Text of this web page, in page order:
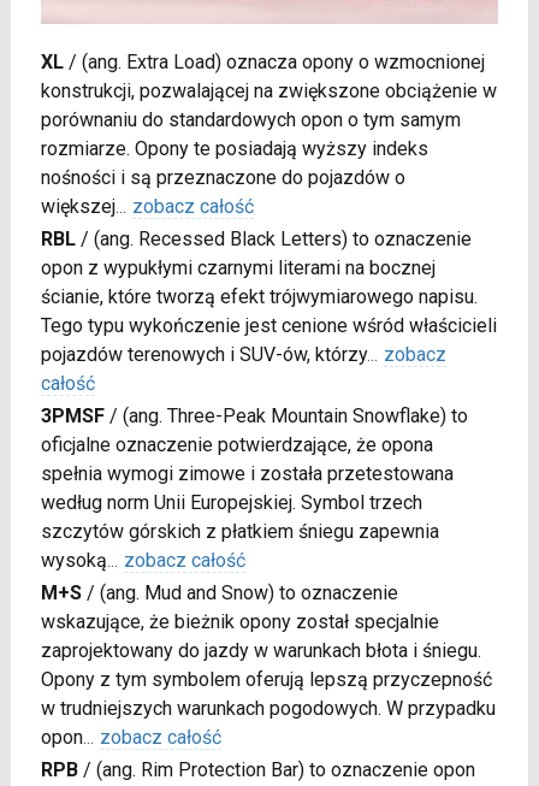
XL/ (ang. Extra Load) oznacza opony o wzmocnionej
konstrukcji, pozwalającej na zwiększone obciążenie w
porównaniu do standardowych opon o tym samym
rozmiarze. Opony te posiadają wyższy indeks
nośności i są przeznaczone do pojazdów o
większej... zobacz całość
RBL/ (ang. Recessed Black Letters) to oznaczenie
opon z wypukłymi czarnymi literami na bocznej
ścianie, które tworzą efekt trójwymiarowego napisu.
Tego typu wykończenie jest cenione wśród właścicieli
pojazdów terenowych i SUV-ów, którzy... zobacz
całość
3PMSF/ (ang. Three-Peak Mountain Snowflake) to
oficjalne oznaczenie potwierdzające, że opona
spełnia wymogi zimowe i została przetestowana
według norm Unii Europejskiej. Symbol trzech
szczytów górskich z płatkiem śniegu zapewnia
wysoką... zobacz całość
M+S/ (ang. Mud and Snow) to oznaczenie
wskazujące, że bieżnik opony został specjalnie
zaprojektowany do jazdy w warunkach błota i śniegu.
Opony z tym symbolem oferują lepszą przyczepność
w trudniejszych warunkach pogodowych. W przypadku
opon... zobacz całość
RPB/ (ang. Rim Protection Bar) to oznaczenie opon